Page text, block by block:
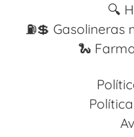
🔍
⛽️💲
🐍